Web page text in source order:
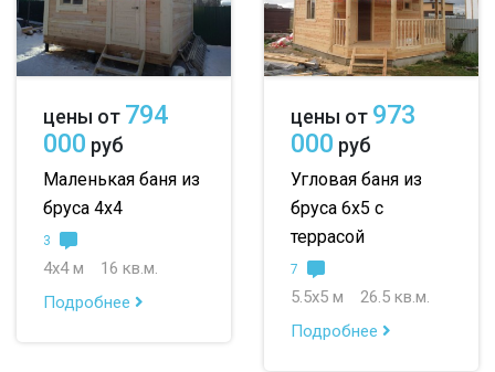
100х150
150х150
150х200
8х9 большие
небольшие
маленькие
до 150 м
до 200 м
По опциям:
цены от 794
000 руб
Маленькая баня из
бруса 4х4
3
4х4 м
16 кв.м.
Подробнее
цены от 973
000 руб
Угловая баня из
бруса 6х5 с
террасой
7
5.5х5 м
26.5 кв.м.
Подробнее